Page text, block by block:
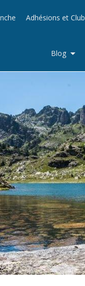
Adhésions et Club
Blog